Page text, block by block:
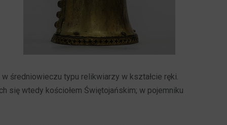
średniowieczu typu relikwiarzy w kształcie ręki.
się wtedy kościołem Świętojańskim; w pojemniku